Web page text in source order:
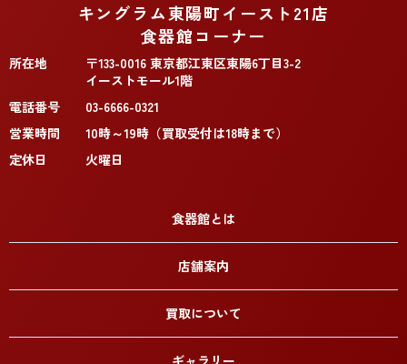
キングラム東陽町イースト21店
食器館コーナー
所在地
〒133-0016 東京都江東区東陽6丁目3-2
イーストモール1階
電話番号
03-6666-0321
営業時間
10時～19時（買取受付は18時まで）
定休日
火曜日
食器館とは
店舗案内
買取について
ギャラリー